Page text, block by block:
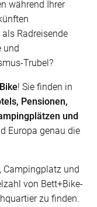
während Ihrer
Radreisende
und
Trubel?
! Sie finden in
Pensionen,
und
Europa genau die
Campingplatz und
von Bett+Bike-
zu finden.